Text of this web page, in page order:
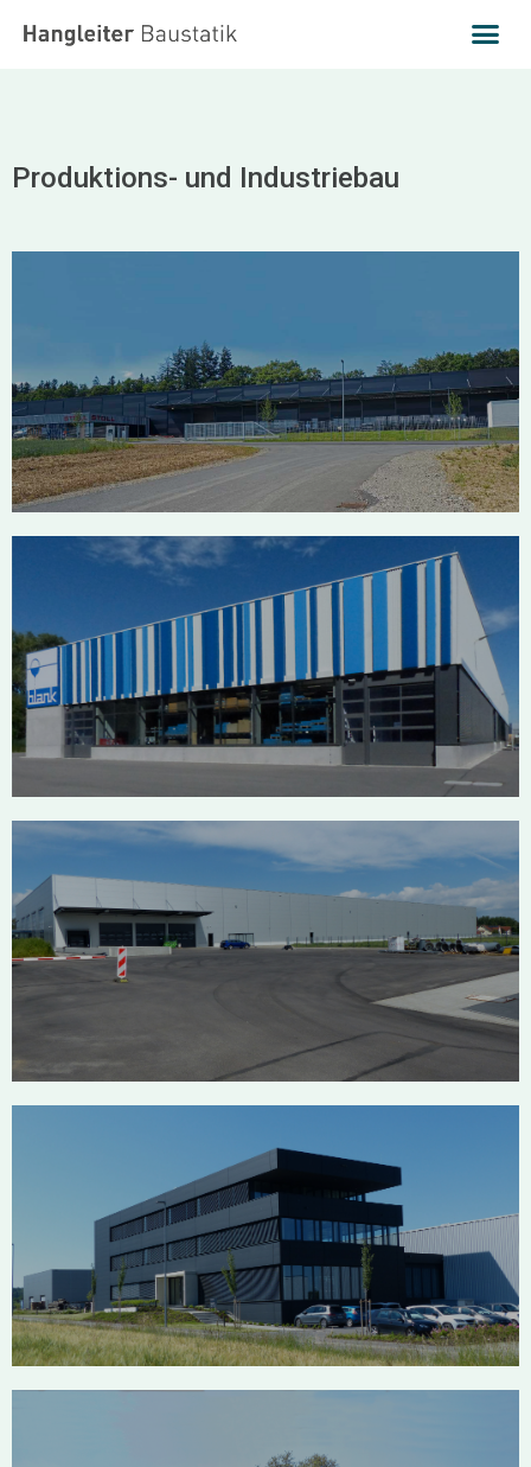
Produktions- und Industriebau
Stoll Pfullendorf
Blank Werk IV Riedlingen
Schunk Mengen
Landig & Lava Bad Saulgau